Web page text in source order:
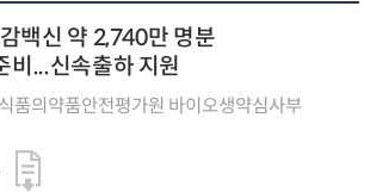
백신 약 2,740만 명분
비...신속출하 지원
품의약품안전평가원 바이오생약심사부